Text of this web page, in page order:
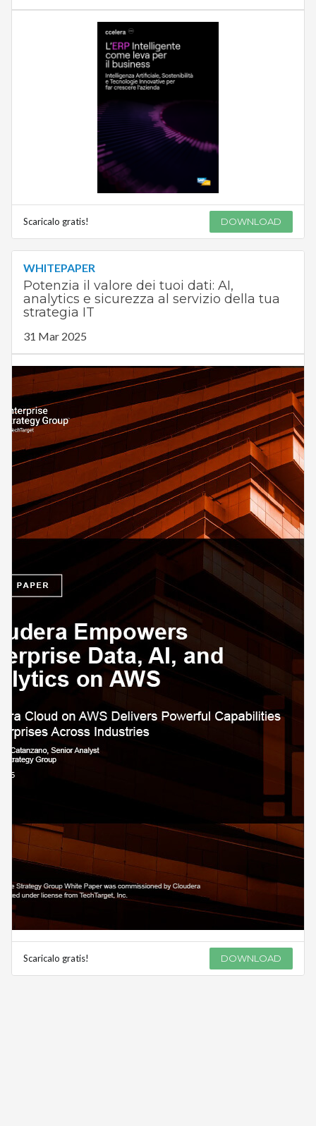
Scaricalo gratis! DOWNLOAD
WHITEPAPER
Potenzia il valore dei tuoi dati: AI,
analytics e sicurezza al servizio della tua
strategia IT
31 Mar 2025
Scaricalo gratis! DOWNLOAD